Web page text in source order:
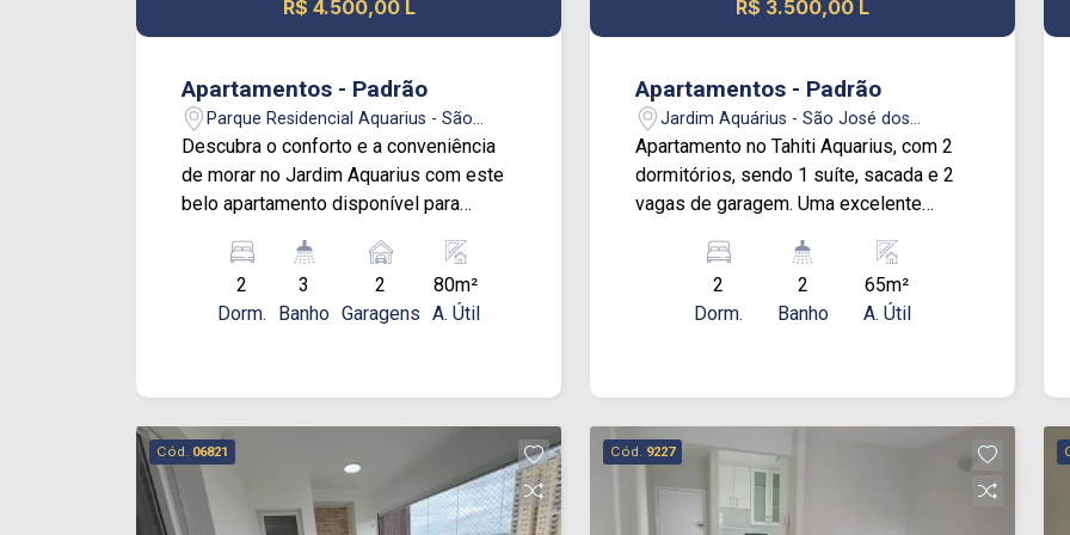
R$ 4.500,00 L
Apartamentos - Padrão
Parque Residencial Aquarius - São
José dos Campos/SP
Descubra o conforto e a conveniência
de morar no Jardim Aquarius com este
belo apartamento disponível para
uma suíte, este lar é perfeito para quem
busca espaço e funcionalidade. Todos
os cômodos são equipados com
organização. Situado em um andar alto,
o apartamento proporciona uma vista
encantadora, ideal para apreciar
momentos relaxantes. A varanda
gourmet é um destaque, perfeita para
2
Dorm.
3
Banho
2
Garagens
80m²
A. Útil
R$ 3.500,00 L
Apartamentos - Padrão
Jardim Aquárius - São José dos
Campos/SP
Apartamento no Tahiti Aquarius, com 2
dormitórios, sendo 1 suíte, sacada e 2
vagas de garagem. Uma excelente
Jardim Aquarius, um dos bairros mais
desejados de São José dos Campos,
com praticidade, conforto e fácil
cidade. Ideal para quem deseja viver
com qualidade em uma localização
estratégica. Entre em contato e agende
sua visita!
2
Dorm.
2
Banho
65m²
A. Útil
Cód. 06821 Cód. 9227